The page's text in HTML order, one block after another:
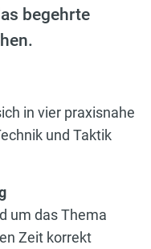
begehrte
in vier praxisnahe
und Taktik
um das Thema
Zeit korrekt